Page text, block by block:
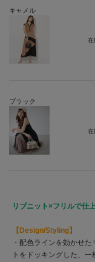
キャメル
在
ブラック
在
リブニット×フリルで仕
【Design/Styling】
・配色ラインを効かせ
トをドッキングした、一